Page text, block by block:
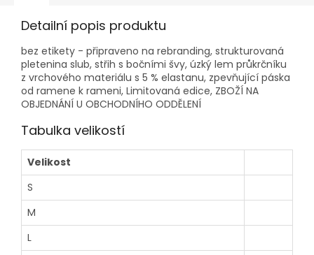
Detailní popis produktu
bez etikety - připraveno na rebranding, strukturovaná
pletenina slub, střih s bočními švy, úzký lem průkrčníku
z vrchového materiálu s 5 % elastanu, zpevňující páska
od ramene k rameni, Limitovaná edice, ZBOŽÍ NA
OBJEDNÁNÍ U OBCHODNÍHO ODDĚLENÍ
Tabulka velikostí
Velikost
S
M
L